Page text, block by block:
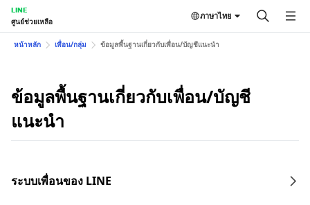
LINE
ศูนย์ช่วยเหลือ
ภาษาไทย
หน้าหลัก เพื่อน/กลุ่ม ข้อมูลพื้นฐานเกี่ยวกับเพื่อน/บัญชีแนะนำ
ข้อมูลพื้นฐานเกี่ยวกับเพื่อน/บัญชี
แนะนำ
ระบบเพื่อนของ LINE